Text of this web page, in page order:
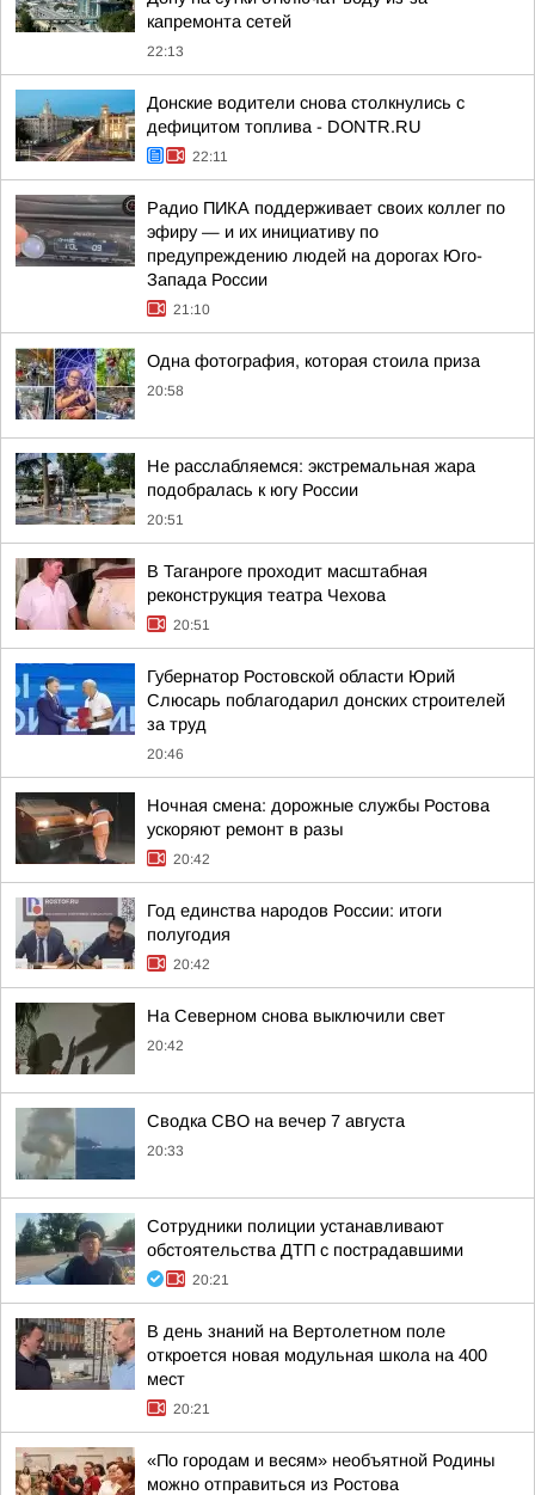
капремонта сетей
22:13
Донские водители снова столкнулись с
дефицитом топлива - DONTR.RU
22:11
Радио ПИКА поддерживает своих коллег по
эфиру — и их инициативу по
предупреждению людей на дорогах Юго-
Запада России
21:10
Одна фотография, которая стоила приза
20:58
Не расслабляемся: экстремальная жара
подобралась к югу России
20:51
В Таганроге проходит масштабная
реконструкция театра Чехова
20:51
Губернатор Ростовской области Юрий
Слюсарь поблагодарил донских строителей
за труд
20:46
Ночная смена: дорожные службы Ростова
ускоряют ремонт в разы
20:42
Год единства народов России: итоги
полугодия
20:42
На Северном снова выключили свет
20:42
Сводка СВО на вечер 7 августа
20:33
Сотрудники полиции устанавливают
обстоятельства ДТП с пострадавшими
20:21
В день знаний на Вертолетном поле
откроется новая модульная школа на 400
мест
20:21
«По городам и весям» необъятной Родины
можно отправиться из Ростова